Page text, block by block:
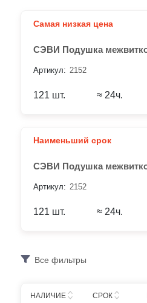
Самая низкая цена
Артикул: 2152
121 шт. ≈ 24ч.
Наименьший срок
Артикул: 2152
121 шт. ≈ 24ч.
Все фильтры
НАЛИЧИЕ СРОК